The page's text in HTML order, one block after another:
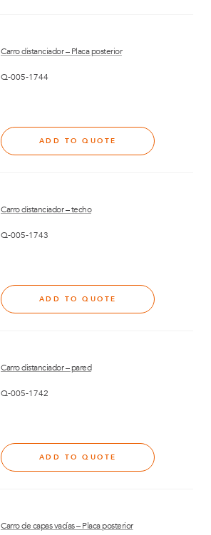
Carro distanciador – Placa posterior
Q-005-1744
ADD TO QUOTE
Carro distanciador – techo
Q-005-1743
ADD TO QUOTE
Carro distanciador – pared
Q-005-1742
ADD TO QUOTE
Carro de capas vacías – Placa posterior